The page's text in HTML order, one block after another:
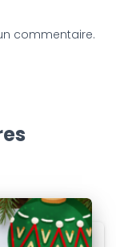
commentaire.